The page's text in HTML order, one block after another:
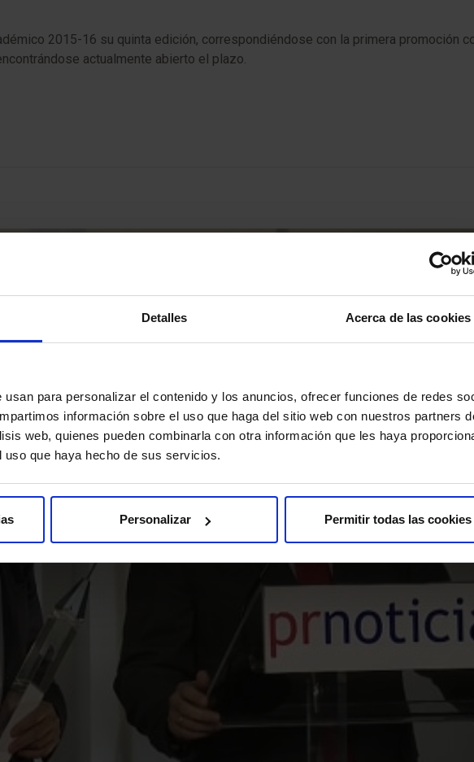
Detalles Acerca de las cookies
para personalizar el contenido y los anuncios, ofrecer funciones de redes
información sobre el uso que haga del sitio web con nuestros partners
web, quienes pueden combinarla con otra información que les haya
que haya hecho de sus servicios.
Personalizar Permitir todas las cookies
2015-16 su quinta edición, correspondiéndose con la primera promoción
actualmente abierto el plazo.